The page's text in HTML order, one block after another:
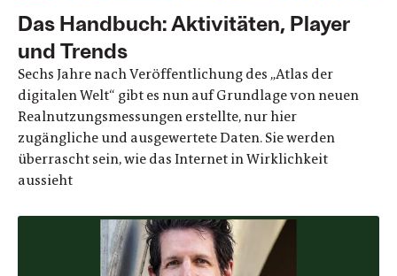
Das Handbuch: Aktivitäten, Player
und Trends
Sechs Jahre nach Veröffentlichung des „Atlas der
digitalen Welt“ gibt es nun auf Grundlage von neuen
Realnutzungsmessungen erstellte, nur hier
zugängliche und ausgewertete Daten. Sie werden
überrascht sein, wie das Internet in Wirklichkeit
aussieht